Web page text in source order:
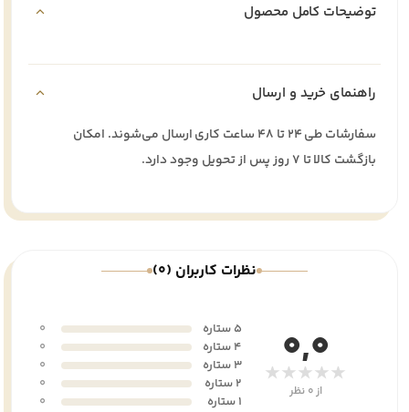
توضیحات کامل محصول
راهنمای خرید و ارسال
سفارشات طی ۲۴ تا ۴۸ ساعت کاری ارسال می‌شوند. امکان
بازگشت کالا تا ۷ روز پس از تحویل وجود دارد.
نظرات کاربران (0)
0,0
★★★★★
از 0 نظر
5 ستاره
0
4 ستاره
0
3 ستاره
0
2 ستاره
0
0